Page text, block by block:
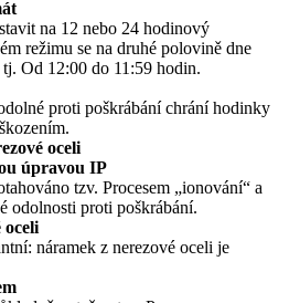
na 12 nebo 24 hodinový
režimu se na druhé polovině dne
Od 12:00 do 11:59 hodin.
proti poškrábání chrání hodinky
oceli
úpravou IP
tzv. Procesem „ionování“ a
odolnosti proti poškrábání.
oceli
náramek z nerezové oceli je